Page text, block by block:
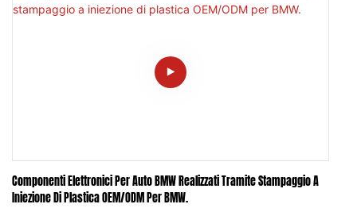
personalizzate che si allineano perfettamente alle specifiche tecniche, ai
Componenti Elettronici Per Auto BMW Realizzati Tramite Stampaggio A
Iniezione Di Plastica OEM/ODM Per BMW.